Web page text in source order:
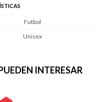
Futbol
Unisex
INTERESAR